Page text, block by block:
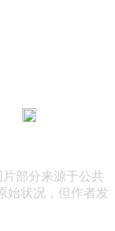
部分来源于公共
始状况，但作者发